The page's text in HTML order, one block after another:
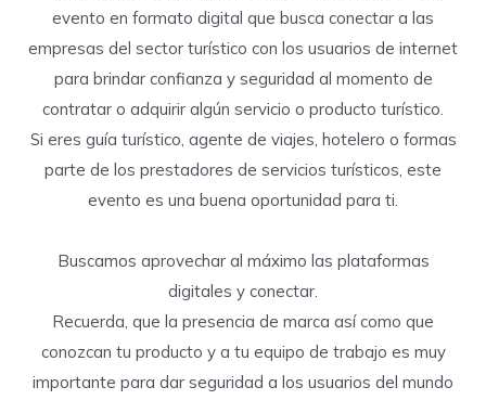
evento en formato digital que busca conectar a las
empresas del sector turístico con los usuarios de internet
para brindar confianza y seguridad al momento de
contratar o adquirir algún servicio o producto turístico.
Si eres guía turístico, agente de viajes, hotelero o formas
parte de los prestadores de servicios turísticos, este
evento es una buena oportunidad para ti.
Buscamos aprovechar al máximo las plataformas
digitales y conectar.
Recuerda, que la presencia de marca así como que
conozcan tu producto y a tu equipo de trabajo es muy
importante para dar seguridad a los usuarios del mundo